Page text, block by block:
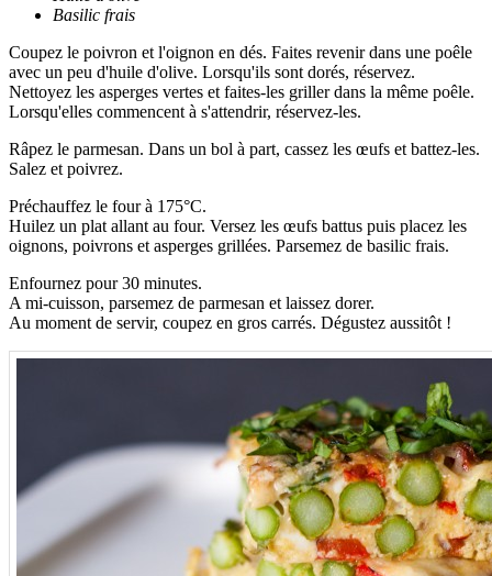
Basilic frais
Coupez le poivron et l'oignon en dés. Faites revenir dans une poêle
avec un peu d'huile d'olive. Lorsqu'ils sont dorés, réservez.
Nettoyez les asperges vertes et faites-les griller dans la même poêle.
Lorsqu'elles commencent à s'attendrir, réservez-les.
Râpez le parmesan. Dans un bol à part, cassez les œufs et battez-les.
Salez et poivrez.
Préchauffez le four à 175°C.
Huilez un plat allant au four. Versez les œufs battus puis placez les
oignons, poivrons et asperges grillées. Parsemez de basilic frais.
Enfournez pour 30 minutes.
A mi-cuisson, parsemez de parmesan et laissez dorer.
Au moment de servir, coupez en gros carrés. Dégustez aussitôt !